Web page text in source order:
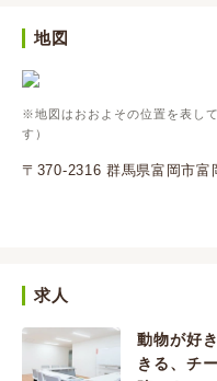
地図
※地図はおおよその位置を表し
す）
〒370-2316 群馬県富岡市富
求人
動物が好
きる、チ